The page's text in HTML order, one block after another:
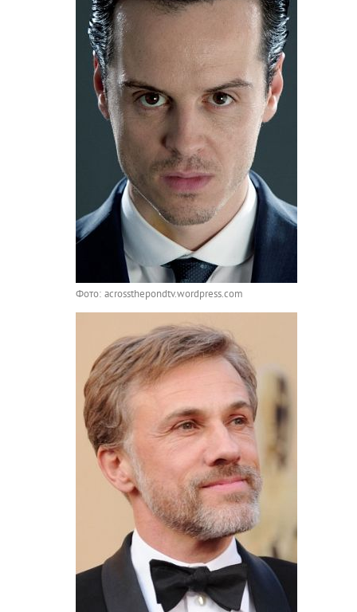
Фото: acrossthepondtv.wordpress.com